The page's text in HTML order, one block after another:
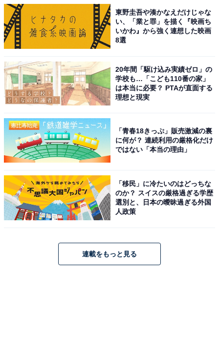
View this post on Instagram
東野圭吾や湊かなえだけじゃな
い、「業と罪」を描く『映画ち
いかわ』から強く連想した映画
8選
20年間「駆け込み実績ゼロ」の
学校も…「こども110番の家」
は本当に必要？ PTAが直面する
理想と現実
「青春18きっぷ」販売激減の裏
に何が？ 連続利用の厳格化だけ
ではない「本当の理由」
「移民」に冷たいのはどっちな
のか？ スイスの厳格過ぎる学歴
選別と、日本の曖昧過ぎる外国
人政策
連載をもっと見る